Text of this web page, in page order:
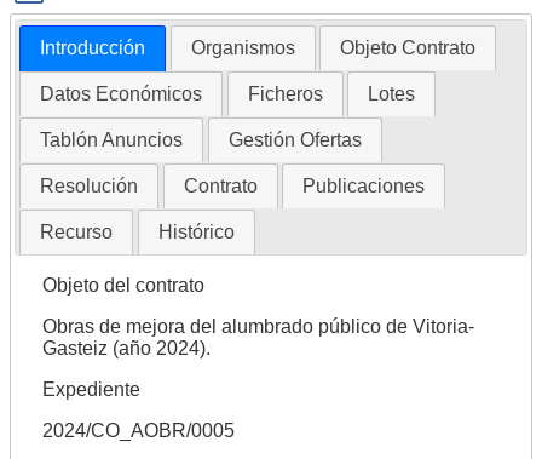
Introducción Organismos Objeto Contrato
Datos Económicos Ficheros Lotes
Tablón Anuncios Gestión Ofertas
Resolución Contrato Publicaciones
Recurso Histórico
Objeto del contrato
Obras de mejora del alumbrado público de Vitoria-
Gasteiz (año 2024).
Expediente
2024/CO_AOBR/0005